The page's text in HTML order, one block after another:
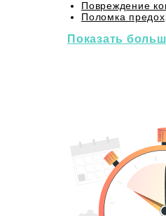
Повреждение
Поломка
Показать